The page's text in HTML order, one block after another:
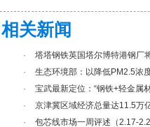
相关新闻
·
塔塔钢铁英国塔尔博特港钢厂
·
生态环境部：以降低PM2.5浓
·
宝武最新定位：“钢铁+轻金属
·
京津冀区域经济总量达11.5万
·
包芯线市场一周评述（2.17-